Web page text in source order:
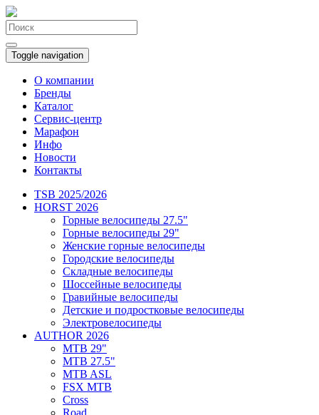
Toggle navigation
О компании
Бренды
Каталог
Сервис-центр
Марафон
Инфо
Новости
Контакты
TSB 2025/2026
HORST 2026
Горные велосипеды 27.5"
Горные велосипеды 29"
Женские горные велосипеды
Городские велосипеды
Складные велосипеды
Шоссейные велосипеды
Гравийные велосипеды
Детские и подростковые велосипеды
Электровелосипеды
AUTHOR 2026
MTB 29"
MTB 27.5"
MTB ASL
FSX MTB
Cross
Road